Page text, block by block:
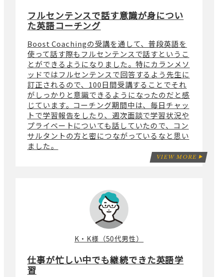
フルセンテンスで話す意識が身につい
た英語コーチング
Boost Coachingの受講を通して、普段英語を
使って話す際もフルセンテンスで話すというこ
とができるようになりました。特にカランメソ
ッドではフルセンテンスで回答するよう先生に
訂正されるので、100日間受講することでそれ
がしっかりと意識できるようになったのだと感
じています。コーチング期間中は、毎日チャッ
トで学習報告をしたり、週次面談で学習状況や
プライベートについても話していたので、コン
サルタントの方と密につながっているなと思い
ました。
VIEW MORE
仕事が忙しい中でも継続できた英語学
習
K・K様（50代男性）